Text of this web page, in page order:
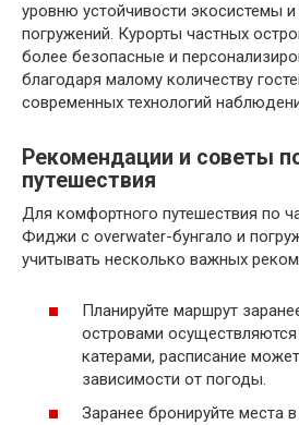
уровню устойчивости экосистемы
погружений. Курорты частных
более безопасные и
благодаря малому количеству
современных технологий
Рекомендации и советы
путешествия
Для комфортного путешествия по
Фиджи с overwater-бунгало и
учитывать несколько важных
Планируйте маршрут
островами осуществляются
катерами, расписание
зависимости от погоды.
Заранее бронируйте места